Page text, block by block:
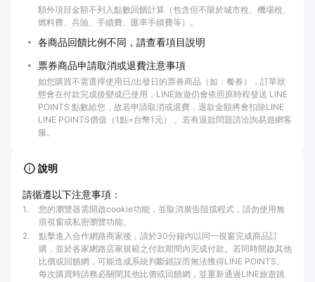
額外項目金額不列入點數回饋計算（包含但不限於城市稅、機場稅、
燃料費、兵險、手續費、匯率手續費等）。
各商品回饋比例不同，請查看項目說明
票券商品申請取消或退費注意事項
如您購買不需選擇使用日/出發日的票券商品（如：餐券），訂單狀
態會在付款完成後變成已使用，LINE旅遊仍會依照原時程發送 LINE
POINTS 點數給您，故若申請取消或退費，退款金額將會扣除LINE
LINE POINTS價值（1點=台幣1元）， 若有退款問題請洽詢易遊網客
服。
說明
請循遵以下注意事項：
1.
您的瀏覽器需開啟cookie功能，並取消廣告阻擋程式，請勿使用無
痕視窗或私密瀏覽功能。
2.
點擊進入合作網路商家後，請於30分鐘內以同一視窗完成商品訂
購，並於各家網路店家規範之付款期間內完成付款。若同時開啟其他
比價或回饋網，可能造成系統判斷錯誤而無法獲得LINE POINTS。
每次購買時請務必關閉其他比價或回饋網，並重新通過LINE旅遊跳